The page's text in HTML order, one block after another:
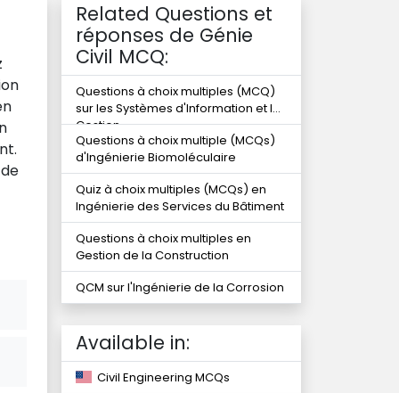
Related Questions et
réponses de Génie
Civil MCQ:
Questions à choix multiples (MCQ)
sur les Systèmes d'Information et la
Gestion
Questions à choix multiple (MCQs)
d'Ingénierie Biomoléculaire
Quiz à choix multiples (MCQs) en
Ingénierie des Services du Bâtiment
Questions à choix multiples en
Gestion de la Construction
QCM sur l'Ingénierie de la Corrosion
Available in:
Civil Engineering MCQs